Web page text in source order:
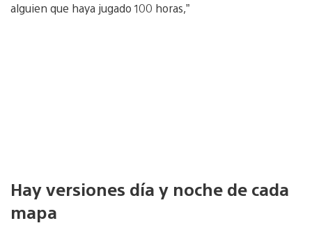
alguien que haya jugado 100 horas,”
Hay versiones día y noche de cada
mapa